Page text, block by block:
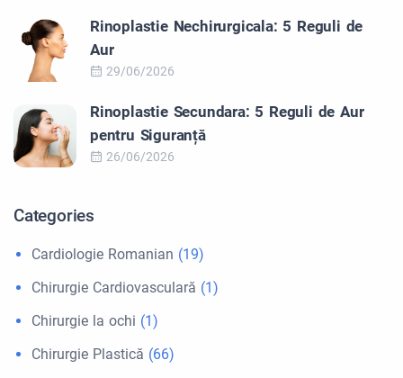
Rinoplastie Nechirurgicala: 5 Reguli de
Aur
29/06/2026
Rinoplastie Secundara: 5 Reguli de Aur
pentru Siguranță
26/06/2026
Categories
Cardiologie Romanian (19)
Chirurgie Cardiovasculară (1)
Chirurgie la ochi (1)
Chirurgie Plastică (66)